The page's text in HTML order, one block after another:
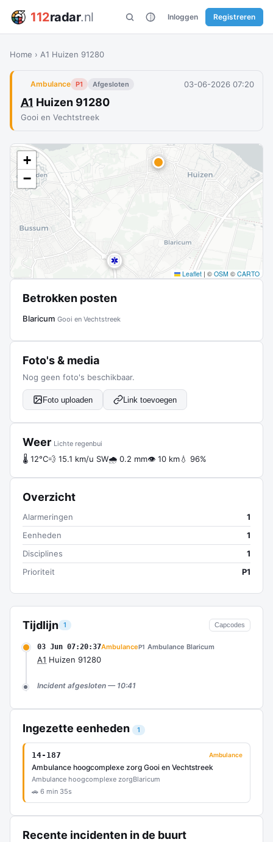
112radar.nl Inloggen Registreren
Home › A1 Huizen 91280
Ambulance P1 Afgesloten 03-06-2026 07:20
A1 Huizen 91280
Gooi en Vechtstreek
Tijdlijn 1 Capcodes
03 Jun 07:20:37AmbulanceP1 Ambulance Blaricum
A1 Huizen 91280
Incident afgesloten — 10:41
Ingezette eenheden 1
14-187 Ambulance
Ambulance hoogcomplexe zorg Gooi en Vechtstreek
Ambulance hoogcomplexe zorgBlaricum
🚗 6 min 35s
Recente incidenten in de buurt
+
−
Leaflet | © OSM © CARTO
Betrokken posten
Blaricum Gooi en Vechtstreek
Foto's & media
Nog geen foto's beschikbaar.
Foto uploaden Link toevoegen
Weer Lichte regenbui
🌡 12°C💨 15.1 km/u SW🌧 0.2 mm👁 10 km💧 96%
Overzicht
Alarmeringen
1
Eenheden
1
Disciplines
1
Prioriteit
P1